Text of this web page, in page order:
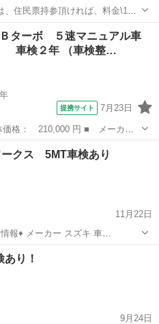
、住民票持参頂ければ、料金\1万
も。
有り
Ｂターボ ５速マニュアル車
検２年 （車検整…
提携サイト 7月23日
■ グレード名： Ｂターボ ５
検２年 ■ 排気量： 660cc ■
クス 5MT車検あり
11月22日
成20年4月 距
ます。 車検 R...
り！
9月24日